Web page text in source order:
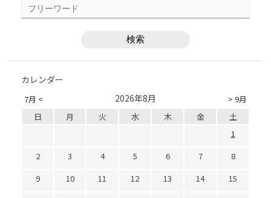
カレンダー
7月 < > 9月
2026年8月
日 月 火 水 木 金
土
1
2
3 4 5 6 7
8
9
10 11 12 13 14
15